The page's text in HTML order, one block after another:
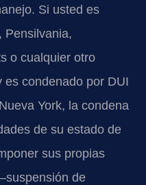
Si usted es
Pensilvania,
o cualquier otro
condenado por DUI
York, la condena
de su estado de
sus propias
de